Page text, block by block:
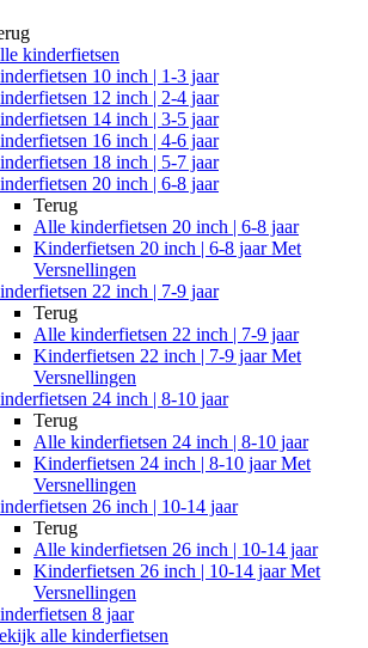
kinderfietsen
10 inch | 1-3 jaar
12 inch | 2-4 jaar
14 inch | 3-5 jaar
16 inch | 4-6 jaar
18 inch | 5-7 jaar
20 inch | 6-8 jaar
Terug
Alle kinderfietsen 20 inch | 6-8 jaar
Kinderfietsen 20 inch | 6-8 jaar Met
Versnellingen
22 inch | 7-9 jaar
Terug
Alle kinderfietsen 22 inch | 7-9 jaar
Kinderfietsen 22 inch | 7-9 jaar Met
Versnellingen
24 inch | 8-10 jaar
Terug
Alle kinderfietsen 24 inch | 8-10 jaar
Kinderfietsen 24 inch | 8-10 jaar Met
Versnellingen
26 inch | 10-14 jaar
Terug
Alle kinderfietsen 26 inch | 10-14 jaar
Kinderfietsen 26 inch | 10-14 jaar Met
Versnellingen
8 jaar
alle kinderfietsen